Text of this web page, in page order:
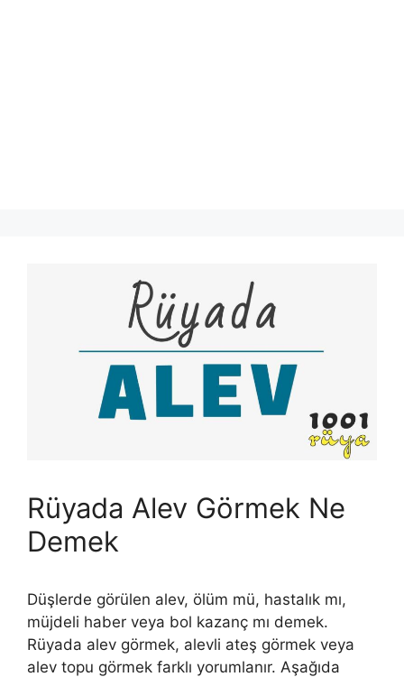
Rüyada Alev Görmek Ne
Demek
Düşlerde görülen alev, ölüm mü, hastalık mı,
müjdeli haber veya bol kazanç mı demek.
Rüyada alev görmek, alevli ateş görmek veya
alev topu görmek farklı yorumlanır. Aşağıda